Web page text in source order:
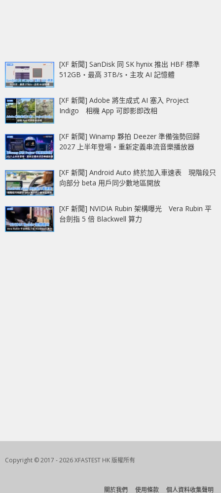
[XF 新聞] SanDisk 同 SK hynix 推出 HBF 標準
512GB‧最高 3TB/s‧主攻 AI 記憶體
[XF 新聞] Adobe 將生成式 AI 塞入 Project
Indigo 相機 App 可即影即改相
[XF 新聞] Winamp 夥拍 Deezer 準備強勢回歸
2027 上半年登場‧重新定義串流音樂播放器
[XF 新聞] Android Auto 終於加入車速表 現階段只
向部分 beta 用戶同少數地區開放
[XF 新聞] NVIDIA Rubin 架構曝光 Vera Rubin 平
台劍指 5 倍 Blackwell 算力
Copyright © 2017 - 2026 XFASTEST HK 版權所有
關於我們 使用條款 個人資料收集聲明